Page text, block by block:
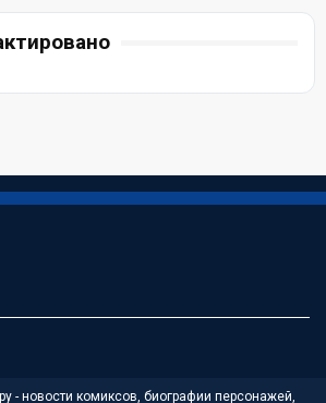
- новости комиксов, биографии персонажей,